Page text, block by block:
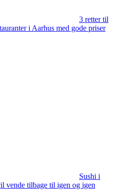
3 retter til
i Aarhus med gode priser
Sushi i
vende tilbage til igen og igen